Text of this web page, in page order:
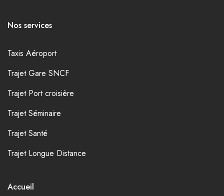
Nos services
Taxis Aéroport
Trajet Gare SNCF
Trajet Port croisière
Trajet Séminaire
Trajet Santé
Trajet Longue Distance
Accueil